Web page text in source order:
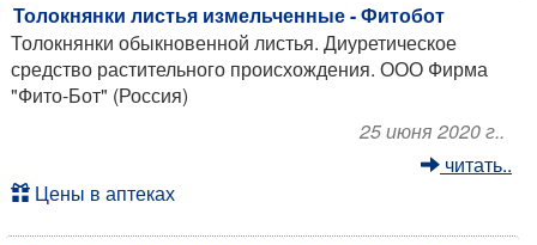
Толокнянки листья измельченные - Фитобот
Толокнянки обыкновенной листья. Диуретическое
средство растительного происхождения. ООО Фирма
"Фито-Бот" (Россия)
25 июня 2020 г..
читать..
Цены в аптеках